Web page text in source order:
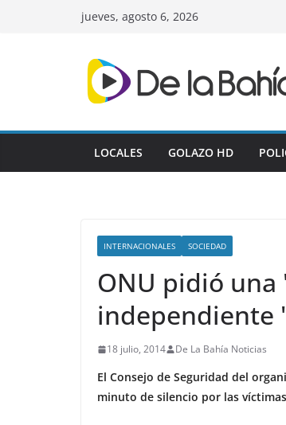
jueves, agosto 6, 2026
LOCALES GOLAZO HD
INTERNACIONALES SOCIEDAD
ONU pidió
independiente
18 julio, 2014 De La Bahía Noticias
El Consejo de Seguridad del
minuto de silencio por las